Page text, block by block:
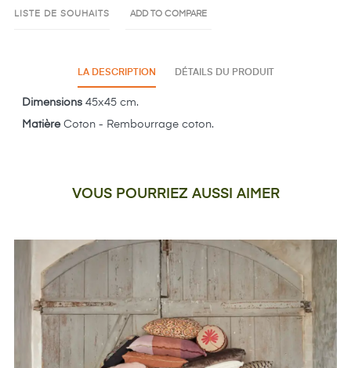
LISTE DE SOUHAITS ADD TO COMPARE
LA DESCRIPTION DÉTAILS DU PRODUIT
Dimensions 45x45 cm.
MatièreCoton - Rembourrage coton.
VOUS POURRIEZ AUSSI AIMER